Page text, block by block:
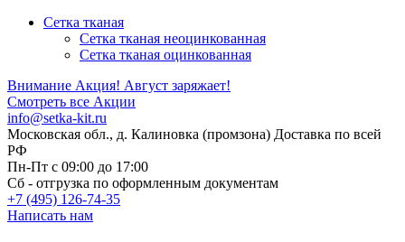
Сетка тканая
Сетка тканая неоцинкованная
Сетка тканая оцинкованная
Внимание Акция! Август заряжает!
Смотреть все Акции
info@setka-kit.ru
Московская обл., д. Калиновка (промзона) Доставка по всей
РФ
Пн-Пт с 09:00 до 17:00
Сб - отгрузка по оформленным документам
+7 (495) 126-74-35
Написать нам